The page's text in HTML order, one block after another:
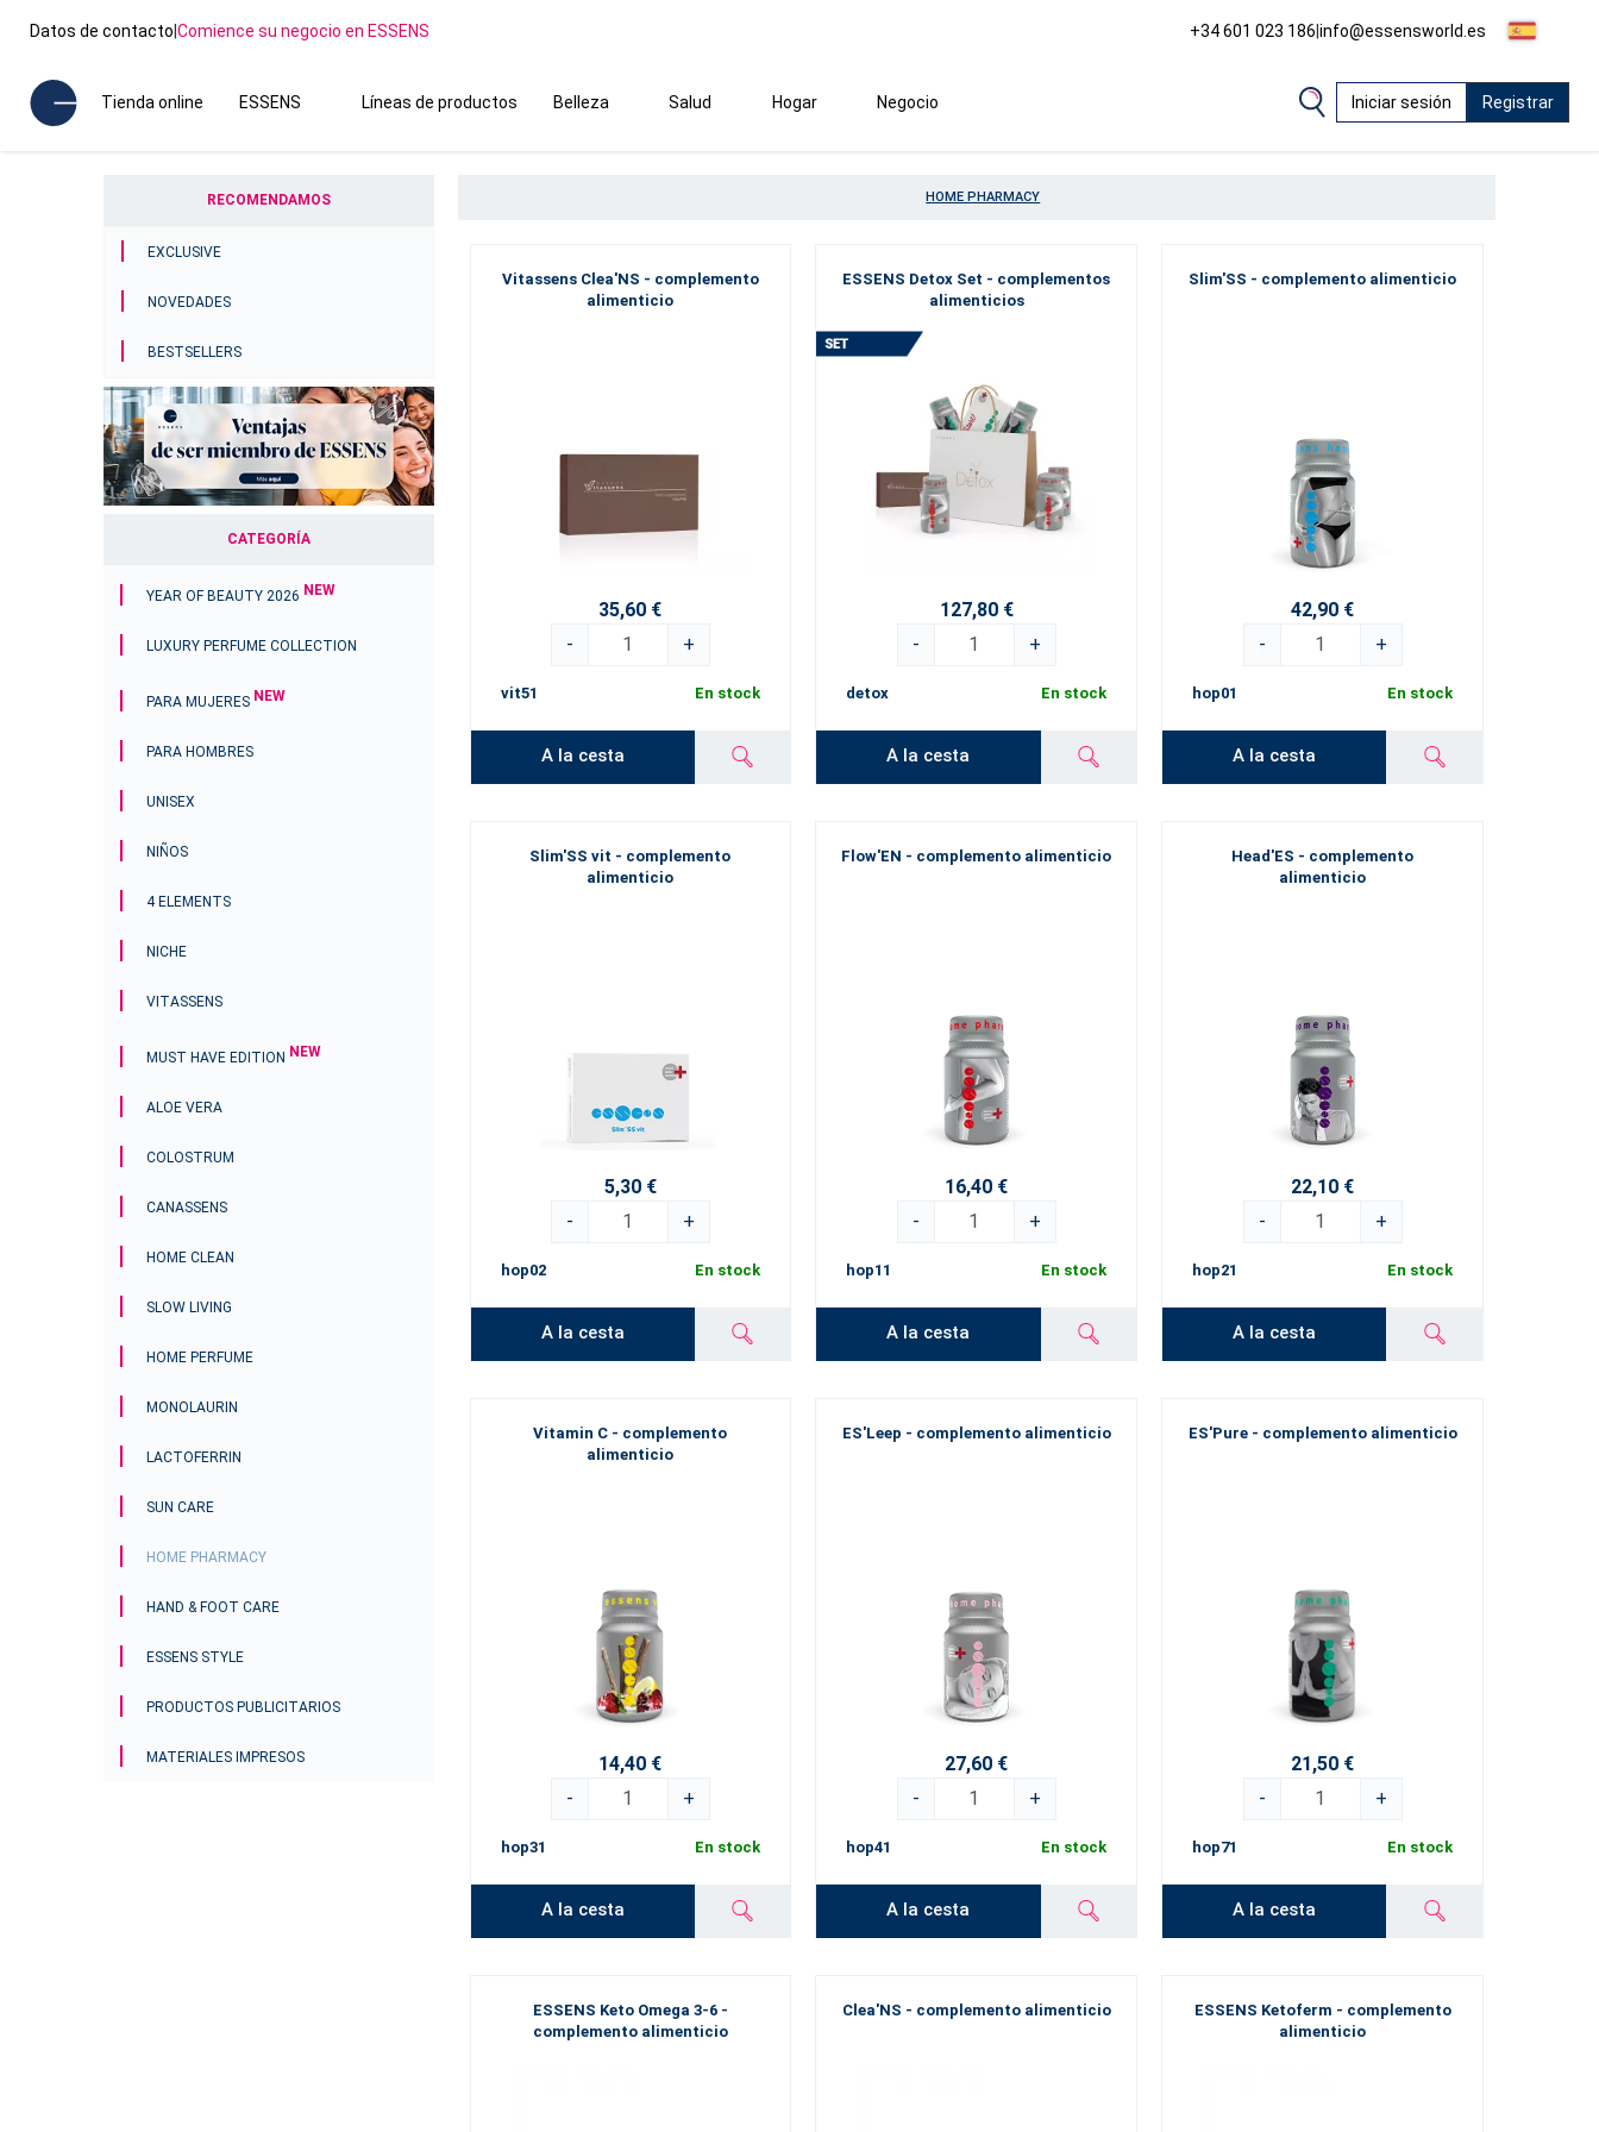
Datos de contacto|Comience su negocio en ESSENS +34 601 023 186|info@essensworld.es
Tienda online ESSENS Líneas de productos Belleza Salud Hogar Negocio Iniciar sesión Registrar
RECOMENDAMOS
EXCLUSIVE
NOVEDADES
BESTSELLERS
CATEGORÍA
YEAR OF BEAUTY 2026 NEW
LUXURY PERFUME COLLECTION
PARA MUJERES NEW
PARA HOMBRES
UNISEX
NIÑOS
4 ELEMENTS
NICHE
VITASSENS
MUST HAVE EDITION NEW
ALOE VERA
COLOSTRUM
CANASSENS
HOME CLEAN
SLOW LIVING
HOME PERFUME
MONOLAURIN
LACTOFERRIN
SUN CARE
HOME PHARMACY
HAND & FOOT CARE
ESSENS STYLE
PRODUCTOS PUBLICITARIOS
MATERIALES IMPRESOS
HOME PHARMACY
Vitassens Clea'NS - complemento
alimenticio
35,60 €
-
+
vit51 En stock
A la cesta
ESSENS Detox Set - complementos
alimenticios
127,80 €
-
+
detox En stock
A la cesta
Slim'SS - complemento alimenticio
42,90 €
-
+
hop01 En stock
A la cesta
Slim'SS vit - complemento
alimenticio
5,30 €
-
+
hop02 En stock
A la cesta
Flow'EN - complemento alimenticio
16,40 €
-
+
hop11 En stock
A la cesta
Head'ES - complemento
alimenticio
22,10 €
-
+
hop21 En stock
A la cesta
Vitamin C - complemento
alimenticio
14,40 €
-
+
hop31 En stock
A la cesta
ES'Leep - complemento alimenticio
27,60 €
-
+
hop41 En stock
A la cesta
ES'Pure - complemento alimenticio
21,50 €
-
+
hop71 En stock
A la cesta
ESSENS Keto Omega 3-6 -
complemento alimenticio
Clea'NS - complemento alimenticio
ESSENS Ketoferm - complemento
alimenticio